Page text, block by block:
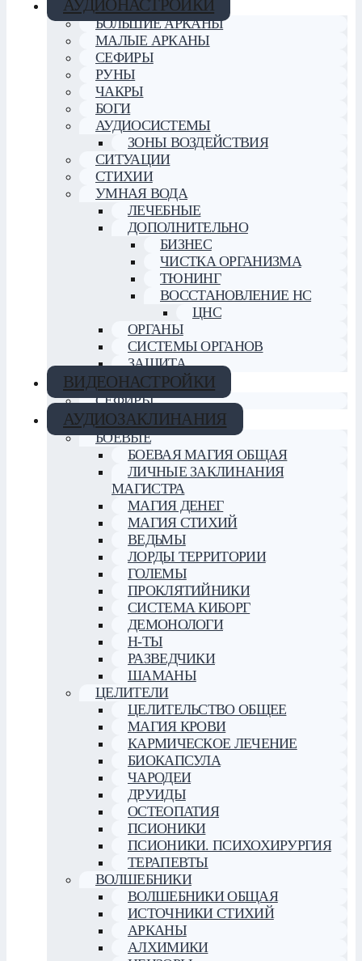
АУДИОНАСТРОЙКИ
БОЛЬШИЕ АРКАНЫ
МАЛЫЕ АРКАНЫ
СЕФИРЫ
РУНЫ
ЧАКРЫ
БОГИ
АУДИОСИСТЕМЫ
ЗОНЫ ВОЗДЕЙСТВИЯ
СИТУАЦИИ
СТИХИИ
УМНАЯ ВОДА
ЛЕЧЕБНЫЕ
ДОПОЛНИТЕЛЬНО
БИЗНЕС
ЧИСТКА ОРГАНИЗМА
ТЮНИНГ
ВОССТАНОВЛЕНИЕ НС
ЦНС
ОРГАНЫ
СИСТЕМЫ ОРГАНОВ
ЗАЩИТА
ВИДЕОНАСТРОЙКИ
СЕФИРЫ
АУДИОЗАКЛИНАНИЯ
БОЕВЫЕ
БОЕВАЯ МАГИЯ ОБЩАЯ
ЛИЧНЫЕ ЗАКЛИНАНИЯ
МАГИСТРА
МАГИЯ ДЕНЕГ
МАГИЯ СТИХИЙ
ВЕДЬМЫ
ЛОРДЫ ТЕРРИТОРИИ
ГОЛЕМЫ
ПРОКЛЯТИЙНИКИ
СИСТЕМА КИБОРГ
ДЕМОНОЛОГИ
Н-ТЫ
РАЗВЕДЧИКИ
ШАМАНЫ
ЦЕЛИТЕЛИ
ЦЕЛИТЕЛЬСТВО ОБЩЕЕ
МАГИЯ КРОВИ
КАРМИЧЕСКОЕ ЛЕЧЕНИЕ
БИОКАПСУЛА
ЧАРОДЕИ
ДРУИДЫ
ОСТЕОПАТИЯ
ПСИОНИКИ
ПСИОНИКИ. ПСИХОХИРУРГИЯ
ТЕРАПЕВТЫ
ВОЛШЕБНИКИ
ВОЛШЕБНИКИ ОБЩАЯ
ИСТОЧНИКИ СТИХИЙ
АРКАНЫ
АЛХИМИКИ